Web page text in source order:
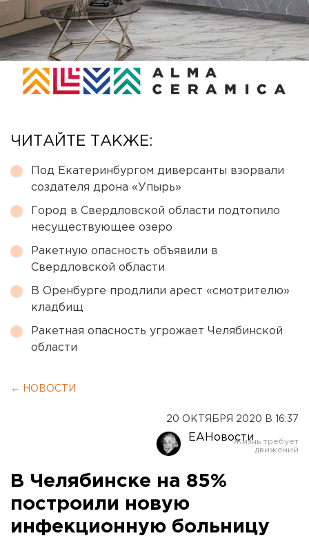
ЧИТАЙТЕ ТАКЖЕ:
Под Екатеринбургом диверсанты взорвали
создателя дрона «Упырь»
Город в Свердловской области подтопило
несуществующее озеро
Ракетную опасность объявили в
Свердловской области
В Оренбурге продлили арест «смотрителю»
кладбищ
Ракетная опасность угрожает Челябинской
области
← НОВОСТИ
20 ОКТЯБРЯ 2020 В 16:37
ЕАНовости
В Челябинске на 85%
построили новую
инфекционную больницу